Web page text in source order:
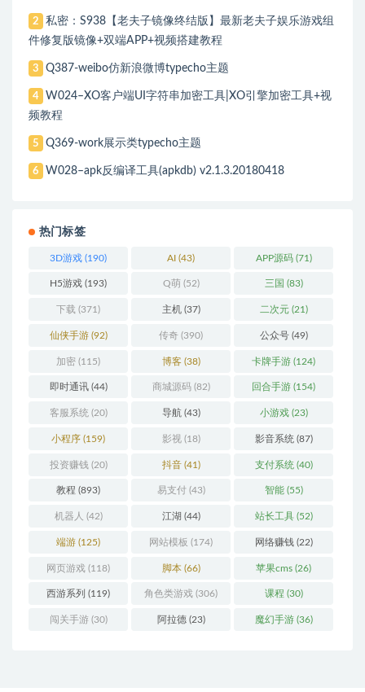
2
私密：S938【老夫子镜像终结版】最新老夫子娱乐游戏组
件修复版镜像+双端APP+视频搭建教程
3 Q387-weibo仿新浪微博typecho主题
4
W024–XO客户端UI字符串加密工具|XO引擎加密工具+视
频教程
5 Q369-work展示类typecho主题
6 W028–apk反编译工具(apkdb) v2.1.3.20180418
热门标签
3D游戏 (190) AI (43) APP源码(71)
H5游戏 (193) Q萌 (52) 三国 (83)
下载 (371) 主机(37) 二次元(21)
仙侠手游(92) 传奇 (390) 公众号(49)
加密 (115) 博客(38) 卡牌手游 (124)
即时通讯(44) 商城源码(82) 回合手游 (154)
客服系统 (20) 导航(43) 小游戏(23)
小程序 (159) 影视(18) 影音系统 (87)
投资赚钱 (20) 抖音(41) 支付系统 (40)
教程 (893) 易支付(43) 智能(55)
机器人 (42) 江湖 (44) 站长工具(52)
端游 (125) 网站模板 (174) 网络赚钱(22)
网页游戏 (118) 脚本(66) 苹果cms (26)
西游系列 (119) 角色类游戏 (306) 课程 (30)
闯关手游(30) 阿拉德(23) 魔幻手游(36)